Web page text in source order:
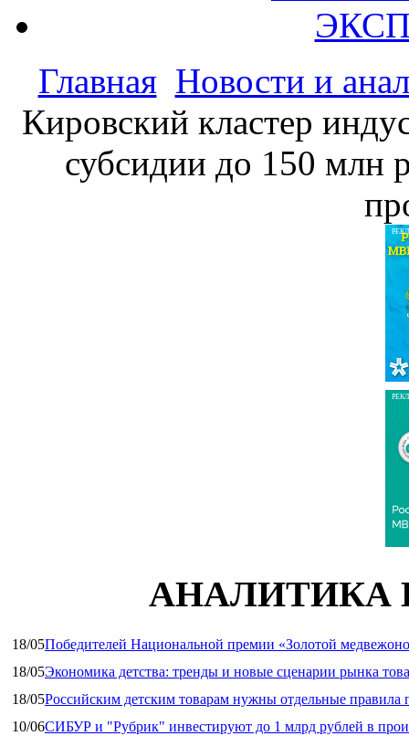
Главная Новости и
Кировский кластер
субсидии до 150 млн
АНАЛИТИКА
18/05Победителей Национальной премии «Золотой
18/05Экономика детства: тренды и новые сценарии рынка
18/05Российским детским товарам нужны отдельные правила
10/06СИБУР и "Рубрик" инвестируют до 1 млрд рублей в